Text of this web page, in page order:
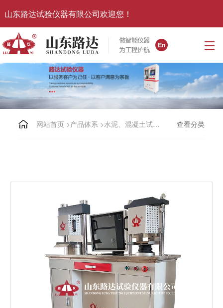
山东路达试验仪器有限公司欢迎您！
网站首页>产品体系 >水泥、混凝土试验仪器系列 查看分类